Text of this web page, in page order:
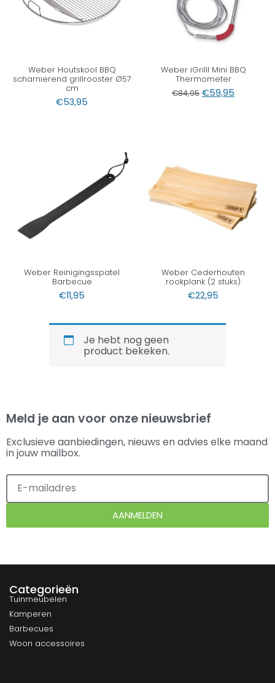
Weber Houtskool BBQ
scharnierend grillrooster Ø57
cm
€53,95
Weber iGrilll Mini BBQ
Thermometer
€84,95 €59,95
Weber Reinigingsspatel
Barbecue
€11,95
Weber Cederhouten
rookplank (2 stuks)
€22,95
Je hebt nog geen
product bekeken.
Meld je aan voor onze nieuwsbrief
Exclusieve aanbiedingen, nieuws en advies elke maand
in jouw mailbox.
AANMELDEN
Categorieën
Tuinmeubelen
Kamperen
Barbecues
Woon accessoires